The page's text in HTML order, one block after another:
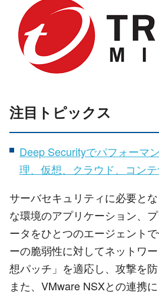
注目トピックス
Deep Securityでパフォーマ
理、仮想、クラウド、コン
サーバセキュリティに必要と
な環境のアプリケーション、
ータをひとつのエージェント
ーの脆弱性に対してネットワ
想パッチ」を適応し、攻撃を防
また、VMware NSXとの連携